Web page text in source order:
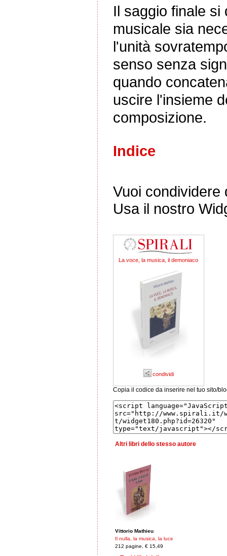
Il saggio finale
musicale sia
l'unità
senso senza
quando
uscire l'insieme
composizione.
Indice
Vuoi condividere
Usa il nostro
La voce, la musica, il demoniaco
condividi
Copia il codice da inserire nel tuo sito/
Altri libri dello stesso autore
Vittorio Mathieu
Il nulla, la musica, la luce
212 pagine, € 15,49